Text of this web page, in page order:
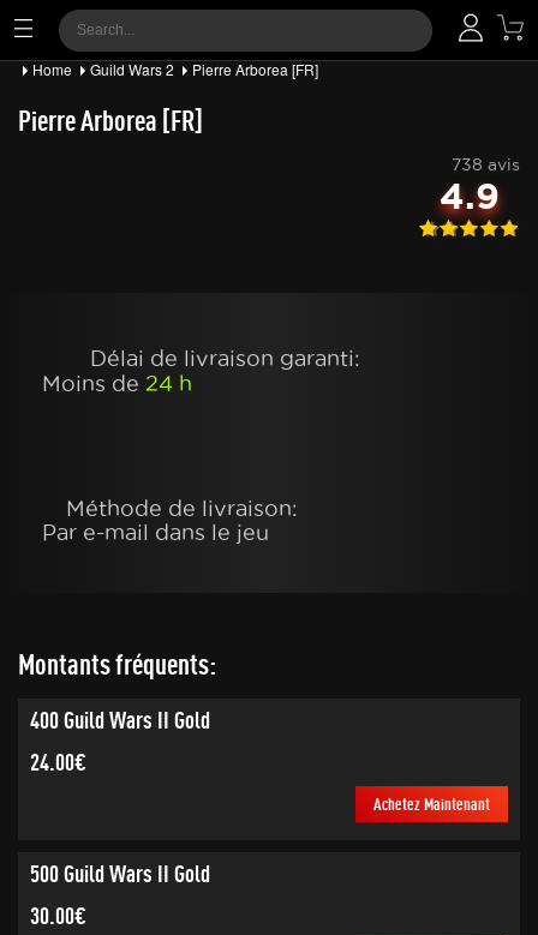
Home Guild Wars 2 Pierre Arborea [FR]
Pierre Arborea [FR]
738 avis
4.9
Délai de livraison garanti:
Moins de 24 h
Méthode de livraison:
Par e-mail dans le jeu
Montants fréquents:
400 Guild Wars II Gold
24.00€
Achetez Maintenant
500 Guild Wars II Gold
30.00€